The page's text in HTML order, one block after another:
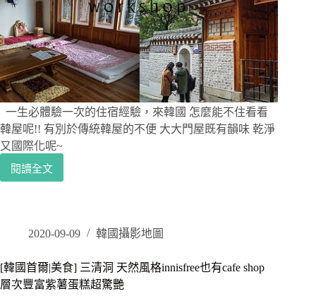
隧
道、
牧
場
動
物，
一
山
海
之
星
水
族
AQUA
PLANET
一生必體驗一次的住宿經驗，來韓國 怎麼能不住看看
韓屋呢!! 有別於傳統韓屋的不便 大大門屋既有韻味 乾淨
又國際化呢~
閱讀全文
[韓
住
來
韓
國
2020-09-09 韓國攝影地圖
[韓國首爾|美食] 三清洞 天然風格innisfree也有cafe shop
層次豐富紫薯蛋糕超驚艷